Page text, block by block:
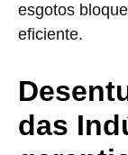
esgotos
eficiente.
das